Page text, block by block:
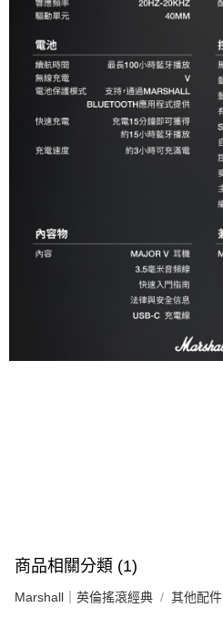
商品相關分類 (1)
Marshall｜英倫搖滾經典 其他配件